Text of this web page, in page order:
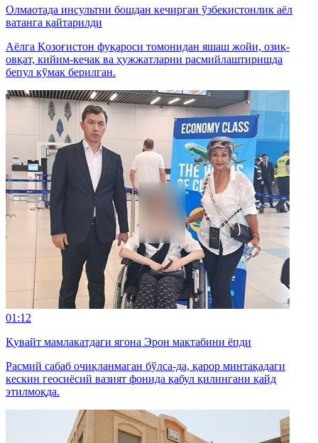
Олмаотада инсультни бошдан кечирган ўзбекистонлик аёл
ватанга қайтарилди
Аёлга Қозоғистон фуқароси томонидан яшаш жойи, озиқ-
овқат, кийим-кечак ва ҳужжатларни расмийлаштиришда
бепул кўмак берилган.
01:12
Қувайт мамлакатдаги ягона Эрон мактабини ёпди
Расмий сабаб очиқланмаган бўлса-да, қарор минтақадаги
кескин геосиёсий вазият фонида қабул қилингани қайд
этилмоқда.